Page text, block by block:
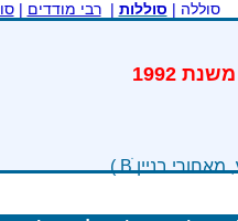
סוללה | סוללות |רבי מודדים |